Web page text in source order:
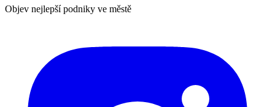
Objev nejlepší podniky ve městě